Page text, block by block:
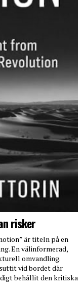
risker
är titeln på en
En välinformerad,
omvandling.
vid bordet där
behållit den kritiska